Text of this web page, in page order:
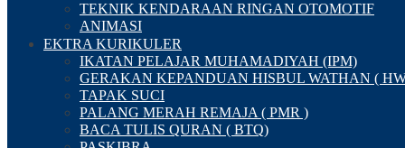
TEKNIK KENDARAAN RINGAN OTOMOTIF
ANIMASI
EKTRA KURIKULER
IKATAN PELAJAR MUHAMADIYAH (IPM)
GERAKAN KEPANDUAN HISBUL WATHAN (
TAPAK SUCI
PALANG MERAH REMAJA ( PMR )
BACA TULIS QURAN ( BTQ)